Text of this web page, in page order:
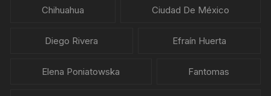
Chihuahua Ciudad De México
Diego Rivera Efraín Huerta
Elena Poniatowska Fantomas